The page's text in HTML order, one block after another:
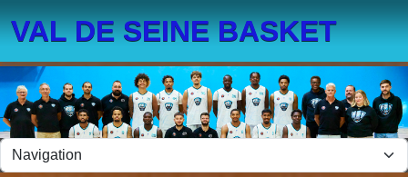
VAL DE SEINE BASKET